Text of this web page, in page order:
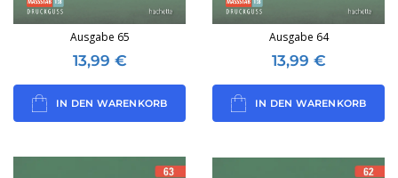
Ausgabe 65
13,99 €
IN DEN WARENKORB
Ausgabe 64
13,99 €
IN DEN WARENKORB